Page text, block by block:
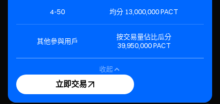
4-50 均分 13,000,000 PACT
其他參與用戶
按交易量佔比瓜分
39,950,000 PACT
收起
立即交易